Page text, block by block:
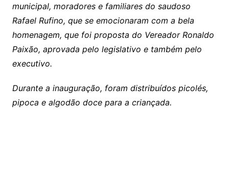
municipal, moradores e familiares do saudoso
Rafael Rufino, que se emocionaram com a bela
homenagem, que foi proposta do Vereador Ronaldo
Paixão, aprovada pelo legislativo e também pelo
executivo.
Durante a inauguração, foram distribuídos picolés,
pipoca e algodão doce para a criançada.